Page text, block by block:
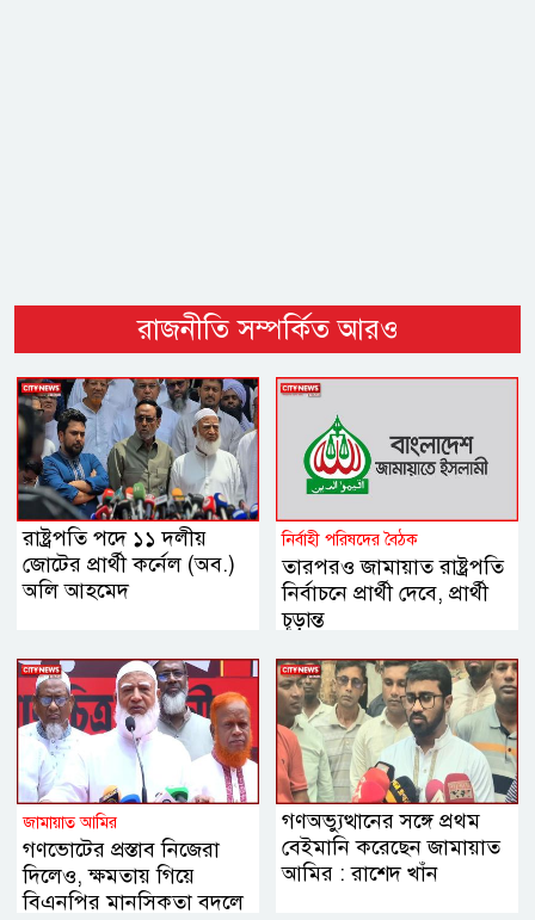
রাজনীতি সম্পর্কিত আরও
রাষ্ট্রপতি পদে ১১ দলীয়
জোটের প্রার্থী কর্নেল (অব.)
অলি আহমেদ
নির্বাহী পরিষদের বৈঠক
তারপরও জামায়াত রাষ্ট্রপতি
নির্বাচনে প্রার্থী দেবে, প্রার্থী
চূড়ান্ত
জামায়াত আমির
গণভোটের প্রস্তাব নিজেরা
দিলেও, ক্ষমতায় গিয়ে
বিএনপির মানসিকতা বদলে
গণঅভ্যুত্থানের সঙ্গে প্রথম
বেইমানি করেছেন জামায়াত
আমির : রাশেদ খাঁন